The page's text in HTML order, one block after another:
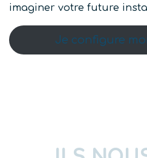
imaginer votre future
Je configure